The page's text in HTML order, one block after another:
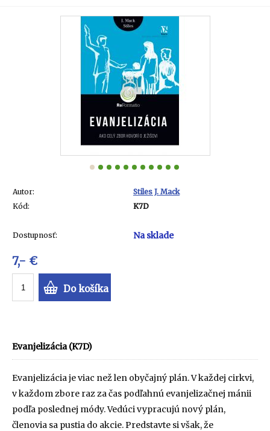
Autor:
Stiles J. Mack
Kód:
K7D
Dostupnosť: Na sklade
7,- €
Do košíka
Evanjelizácia (K7D)
Evanjelizácia je viac než len obyčajný plán. V každej cirkvi,
v každom zbore raz za čas podľahnú evanjelizačnej mánii
podľa poslednej módy. Vedúci vypracujú nový plán,
členovia sa pustia do akcie. Predstavte si však, že